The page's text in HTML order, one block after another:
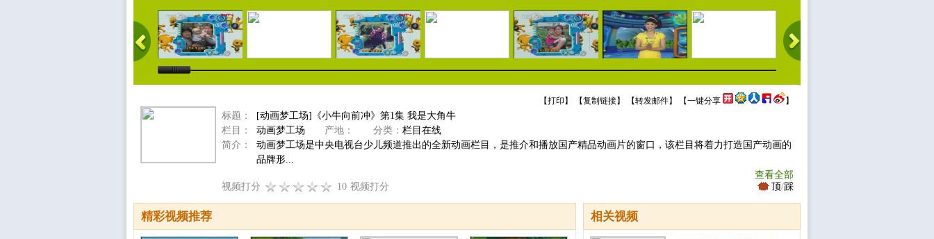
【打印 】 【复制链接】 【转发邮件】 【一键分享 】
标题：
[动画梦工场]《小牛向前冲》第1集 我是大角牛
栏目：
动画梦工场 产地： 分类： 栏目在线
简介：
动画梦工场是中央电视台少儿频道推出的全新动画栏目，是推介和播放国产精品动画片的窗口，该栏目将着力打造国产动画的
品牌形...
查看全部
视频打分
10 视频打分 顶/踩
相关视频
精彩视频推荐